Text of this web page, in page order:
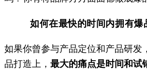
如何在最快的时间内拥有爆
如果你曾参与产品定位和产品研发
品打造上， 最大的痛点是时间和试